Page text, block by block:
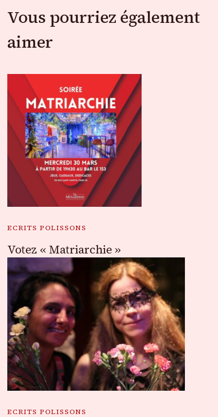
Vous pourriez également
aimer
ECRITS POLISSONS
Votez « Matriarchie »
ECRITS POLISSONS